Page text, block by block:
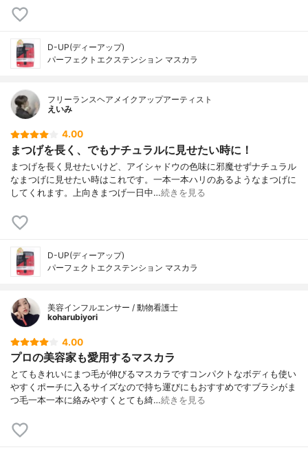
D-UP(ディーアップ)
パーフェクトエクステンション マスカラ
フリーランスヘアメイクアップアーティスト
えいみ
4.00
まつげを長く、でもナチュラルに見せたい時に！
まつげを長く見せたいけど、アイシャドウの色味に邪魔せずナチュラル
なまつげに見せたい時はこれです。一本一本ハリのあるようなまつげに
してくれます。上向きまつげ一日中…続きを見る
D-UP(ディーアップ)
パーフェクトエクステンション マスカラ
美容インフルエンサー / 動物看護士
koharubiyori
4.00
プロの美容家も愛用するマスカラ
とてもきれいにまつ毛が伸びるマスカラですコンパクトなボディも使い
やすくポーチに入るサイズなので持ち運びにもおすすめですブラシがま
つ毛一本一本に絡みやすくとても綺…続きを見る